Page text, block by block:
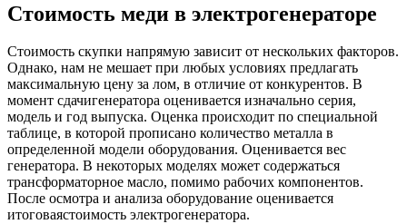
Стоимость меди в электрогенераторе
Стоимость скупки напрямую зависит от нескольких факторов.
Однако, нам не мешает при любых условиях предлагать
максимальную цену за лом, в отличие от конкурентов. В
момент сдачигенератора оценивается изначально серия,
модель и год выпуска. Оценка происходит по специальной
таблице, в которой прописано количество металла в
определенной модели оборудования. Оценивается вес
генератора. В некоторых моделях может содержаться
трансформаторное масло, помимо рабочих компонентов.
После осмотра и анализа оборудование оценивается
итоговаястоимость электрогенератора.